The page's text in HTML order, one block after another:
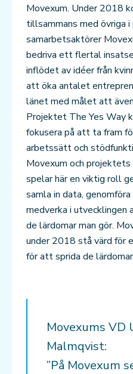
Movexum. Under 2018
tillsammans med övriga
samarbetsaktörer
bedriva ett flertal
inflödet av idéer från
att öka antalet
länet med målet att
Projektet The Yes Way
fokusera på att ta fram
arbetssätt och
Movexum och
spelar här en viktig roll
samla in data,
medverka i utvecklingen
de lärdomar man gör.
under 2018 stå värd för
för att sprida de
Movexums VD
Malmqvist:
”På Movexum